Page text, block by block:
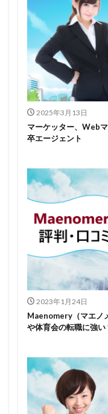
2025年3月13日
マーケッター、Web
卒エージェント
2023年1月24日
Maenomery（マエノ
や体育会の転職に強い
ミーツカンパニー
マイナビ新卒紹介
マイナビジョブ20's
やりたくない
ホワイト企業ランキ
二次面接
二次募
中小企業
ユニスタイル
リクナビ就職エージ
マーケッター
スタートアップ
タイプ
スポナ
スポチャレ
ス
スカウトサイト
シンクトワイス
ジョブティービー
システムエンジニア
どこから
ボロボ
ベクトル
ペー
プログラマー
フューチャーファイ